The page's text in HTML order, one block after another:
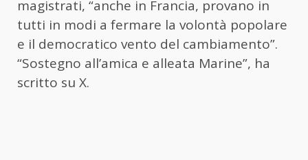
magistrati, “anche in Francia, provano in
tutti in modi a fermare la volontà popolare
e il democratico vento del cambiamento”.
“Sostegno all’amica e alleata Marine”, ha
scritto su X.